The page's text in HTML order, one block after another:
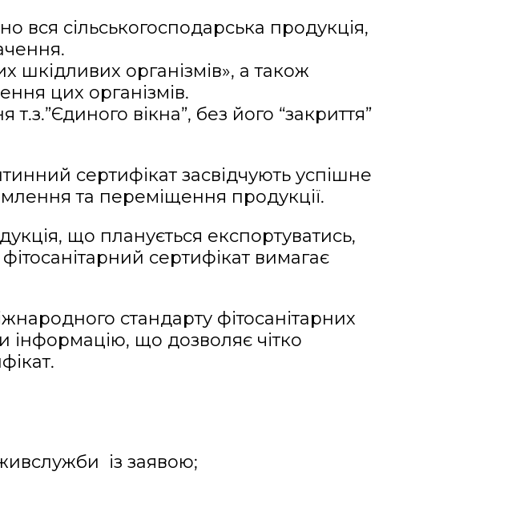
вся сільськогосподарська продукція,
шкідливих організмів», а також
цих організмів.
вікна”, без його “закриття”
сертифікат засвідчують успішне
та переміщення продукції.
що планується експортуватись,
сертифікат вимагає
стандарту фітосанітарних
інформацію, що дозволяє чітко
із заявою;